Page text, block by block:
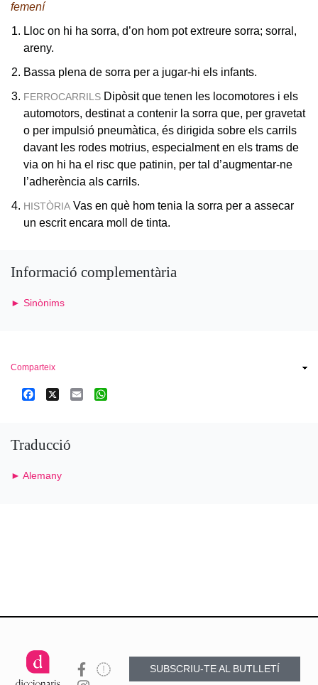
Body
femení
Lloc on hi ha sorra, d’on hom pot extreure sorra; sorral,
areny.
Bassa plena de sorra per a jugar-hi els infants.
FERROCARRILS Dipòsit que tenen les locomotores i els
automotors, destinat a contenir la sorra que, per gravetat
o per impulsió pneumàtica, és dirigida sobre els carrils
davant les rodes motrius, especialment en els trams de
via on hi ha el risc que patinin, per tal d’augmentar-ne
l’adherència als carrils.
HISTÒRIA Vas en què hom tenia la sorra per a assecar
un escrit encara moll de tinta.
Informació complementària
► Sinònims
Comparteix
Facebook Email
Traducció
► Alemany
SUBSCRIU-TE AL BUTLLETÍ